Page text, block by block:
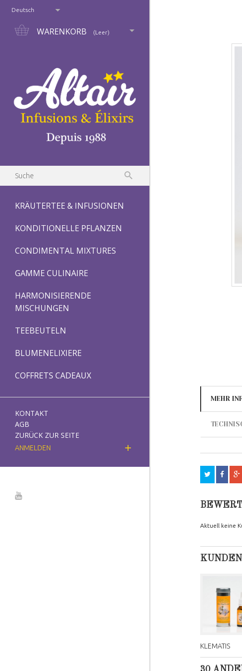
Deutsch
WARENKORB (Leer)
KRÄUTERTEE & INFUSIONEN
KONDITIONELLE PFLANZEN
CONDIMENTAL MIXTURES
GAMME CULINAIRE
HARMONISIERENDE
MISCHUNGEN
TEEBEUTELN
BLUMENELIXIERE
COFFRETS CADEAUX
KONTAKT
AGB
ZURÜCK ZUR SEITE
ANMELDEN
MEHR
Aktuell keine
KLEMATIS